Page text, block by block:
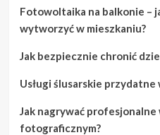
Fotowoltaika na balkonie –
wytworzyć w mieszkaniu?
Jak bezpiecznie chronić
Usługi ślusarskie
Jak nagrywać
fotograficznym?